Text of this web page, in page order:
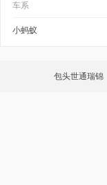
车系
小蚂蚁
包头世通瑞锦